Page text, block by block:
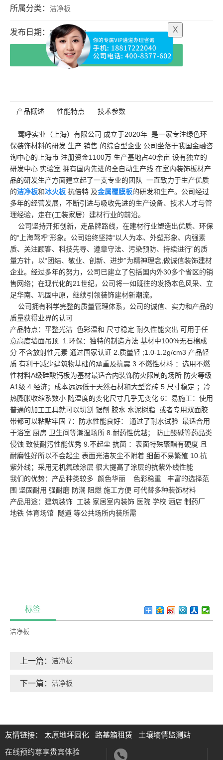
所属分类： 洁净板
发布日期： 2022-05-10
我要询价
产品概述 性能特点 技术参数
莺呼实业（上海）有限公司 成立于2020年 是一家专注绿色环
保装饰材料的研发 生产 销售 的综合型企业 公司坐落于我国金融咨
询中心的上海市 注册资金1100万 生产基地占40余亩 设有独立的
研发中心 实验室 拥有国内先进的全自动生产线 在室内装饰板材产
品的研发生产方面建立起了一支专业的团队 一直致力于生产优质
的洁净板和冰火板 抗倍特 及金属覆膜板的研发和生产。公司经过
多年的经营发展，不断引进与吸收先进的生产设备、技术人才与管
理经验，走在(工装家居）建材行业的前沿。
公司坚持开拓创新，走品牌路线，在建材行业塑造出优质、环保
的“上海莺呼”形象。公司始终坚持“以人为本、外塑形象、内强素
质、关注顾客、科技先导、遵章守法、污染预防、持续进行”的质
量方针，以“团结、敬业、创新、进步”为精神理念,做诚信装饰建材
企业。经过多年的努力，公司已建立了包括国内外30多个省区的销
售网络；在现代化的21世纪，公司将一如既往的发扬本色风采、立
足华南、巩固中原，继续引领装饰建材新潮流。
公司拥有科学完整的质量管理体系，公司的诚信、实力和产品的
质量获得业界的认可
产品特点：平整光洁 色彩温和 尺寸稳定 耐久性能突出 可用于任
意高度墙面吊顶 1.环保：独特的制造方法 基材中100%无石棉成
分 不含放射性元素 通过国家认证 2.质量轻 ;1.0-1.2g/cm3 产品轻
质 有利于减少建筑物基础的承重及抗震 3.不燃性材料 ：选用不燃
性材料A级硅酸钙板为基材最适合内装饰防火限制的场所 防火等级
A1级 4.经济；成本远远低于天然石材和大型瓷砖 5.尺寸稳定 ；冷
热膨胀收缩系数小 随温度的变化尺寸几乎无变化 6：易施工：使用
普通的加工工具就可以切割 锯刨 胶水 水泥树脂 或者专用双面胶
带都可以粘贴牢固 7：防水性能良好： 通过了耐水试验 最适合用
于浴室 厨房 卫生间等潮湿场所 8.耐药性优越； 防止酸碱等药品类
侵蚀 致使耐污性能优秀 9.不起尘 抗菌 ：表面特殊聚酯有硬度 且
耐磨性好所以不会起尘 表面光洁灰尘不附着 细菌不易繁殖 10.抗
紫外线；采用无机氟碳涂层 很大提高了涂层的抗紫外线性能
我们的优势：产品种类较多 颜色华丽 色彩稳重 丰富的选择范
围 坚固耐用 强耐磨 防潮 阻燃 施工方便 可代替多种装饰材料
产品用途：建筑装饰 工装 家居室内装饰 医院 学校 酒店 制药厂
地铁 体育场馆 隧道 等公共场所内装所需
标签
洁净板
上一篇： 洁净板
下一篇： 洁净板
友情链接： 太原地坪固化 路基箱租赁
土壤墒情监测站
在线预约尊享贵宾体验
X